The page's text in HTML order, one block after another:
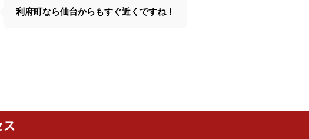
利府町なら仙台からもすぐ近くですね！
ス